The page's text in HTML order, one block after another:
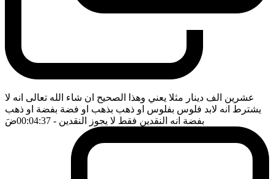
عشرين الف دينار مثلا يعني وهذا الصحيح ان شاء الله تعالى انه لا
يشترط انه لابد فلوس بفلوس او ذهب بذهب او فضة بفضة او ذهب
بفضة انه النقدين فقط لا يجوز النقدين - 00:04:37 ضَ